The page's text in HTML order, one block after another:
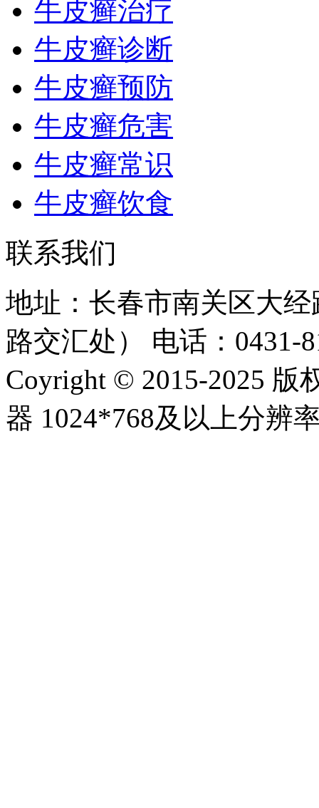
牛皮癣治疗
牛皮癣诊断
牛皮癣预防
牛皮癣危害
牛皮癣常识
牛皮癣饮食
联系我们
地址：长春市南关区大
路交汇处）
电话：0431-
Coyright © 2015-2025 版
器 1024*768及以上分辨